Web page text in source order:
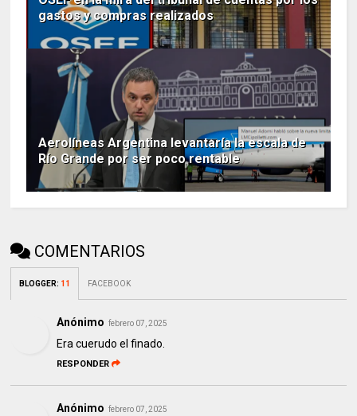
gastos y compras realizados
Aerolíneas Argentina levantaría la escala de
Río Grande por ser poco rentable
COMENTARIOS
BLOGGER: 11 FACEBOOK
Anónimo febrero 07, 2025
Era cuerudo el finado.
RESPONDER
Anónimo febrero 07, 2025